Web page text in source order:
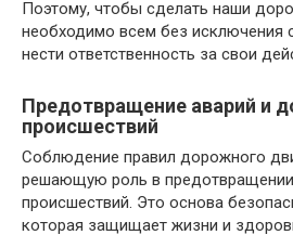
Поэтому, чтобы сделать наши
необходимо всем без исключения
нести ответственность за свои
Предотвращение аварий и
происшествий
Соблюдение правил дорожного
решающую роль в
происшествий. Это основа
которая защищает жизни и